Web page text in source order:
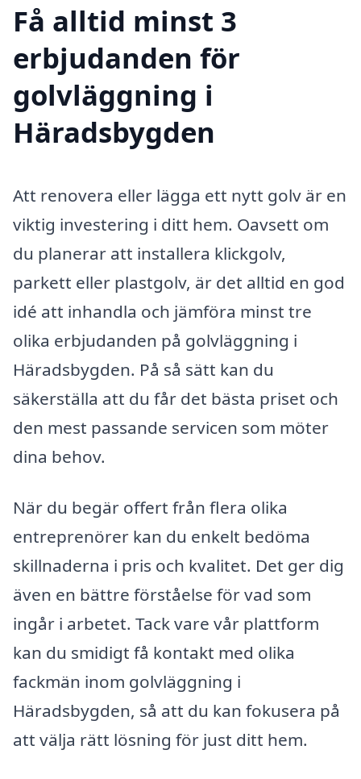
Få alltid minst 3
erbjudanden för
golvläggning i
Häradsbygden
Att renovera eller lägga ett nytt golv är en
viktig investering i ditt hem. Oavsett om
du planerar att installera klickgolv,
parkett eller plastgolv, är det alltid en god
idé att inhandla och jämföra minst tre
olika erbjudanden på golvläggning i
Häradsbygden. På så sätt kan du
säkerställa att du får det bästa priset och
den mest passande servicen som möter
dina behov.
När du begär offert från flera olika
entreprenörer kan du enkelt bedöma
skillnaderna i pris och kvalitet. Det ger dig
även en bättre förståelse för vad som
ingår i arbetet. Tack vare vår plattform
kan du smidigt få kontakt med olika
fackmän inom golvläggning i
Häradsbygden, så att du kan fokusera på
att välja rätt lösning för just ditt hem.